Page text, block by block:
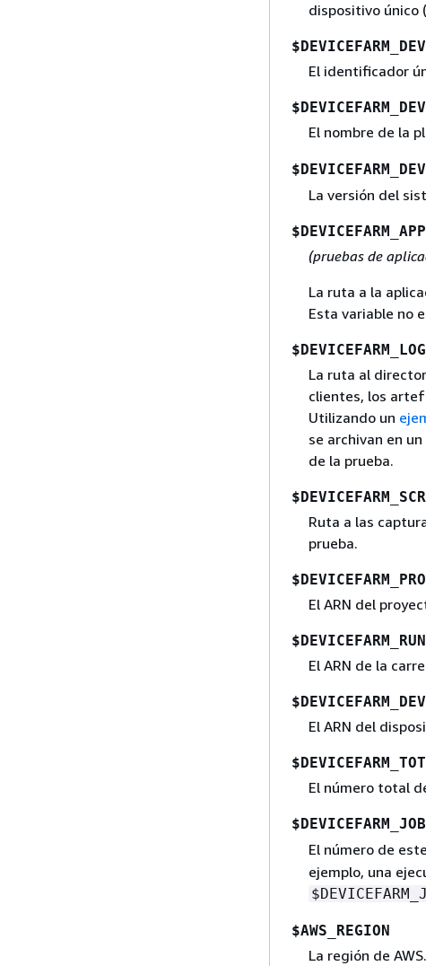
dispositivo único
El identificador
El nombre de la
La versión del
(pruebas de
La ruta a la
Esta variable no
La ruta al
clientes, los
Utilizando un
se archivan en
de la prueba.
Ruta a las
prueba.
El ARN del
El ARN de la
El ARN del
El número total
El número de
ejemplo, una
$AWS_REGION
La región de